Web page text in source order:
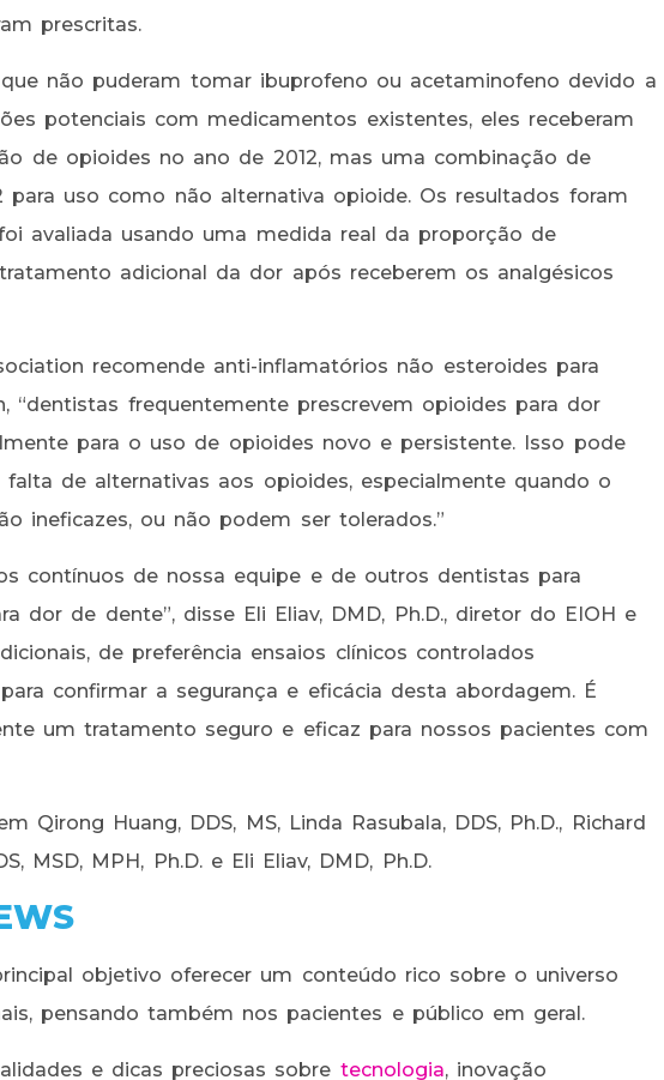
prescritas.
não puderam tomar ibuprofeno ou acetaminofeno devido a
potenciais com medicamentos existentes, eles receberam
de opioides no ano de 2012, mas uma combinação de
uso como não alternativa opioide. Os resultados foram
avaliada usando uma medida real da proporção de
adicional da dor após receberem os analgésicos
recomende anti-inflamatórios não esteroides para
“dentistas frequentemente prescrevem opioides para dor
para o uso de opioides novo e persistente. Isso pode
de alternativas aos opioides, especialmente quando o
ineficazes, ou não podem ser tolerados.”
contínuos de nossa equipe e de outros dentistas para
dor de dente”, disse Eli Eliav, DMD, Ph.D., diretor do EIOH e
de preferência ensaios clínicos controlados
confirmar a segurança e eficácia desta abordagem. É
um tratamento seguro e eficaz para nossos pacientes com
Qirong Huang, DDS, MS, Linda Rasubala, DDS, Ph.D., Richard
MSD, MPH, Ph.D. e Eli Eliav, DMD, Ph.D.
objetivo oferecer um conteúdo rico sobre o universo
pensando também nos pacientes e público em geral.
e dicas preciosas sobre tecnologia, inovação